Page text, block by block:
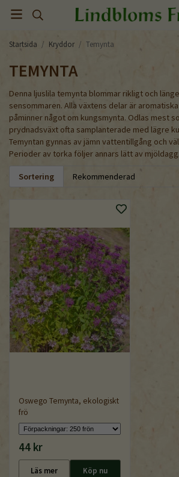
Startsida / Kryddor / Temynta
TEMYNTA
Denna ljuslila temynta blommar rikligt och
sensommaren. Alla växtens delar är
påminner något om kungsmynta. Odlas mest
prydnadsväxt ofta samplanterade med lägre
Temyntan gynnas av jämn vattentillgång och
Perioder av torka följer annars lätt av
Sortering
Oswego Temynta, ekologiskt
frö
44 kr
Läs mer Köp nu